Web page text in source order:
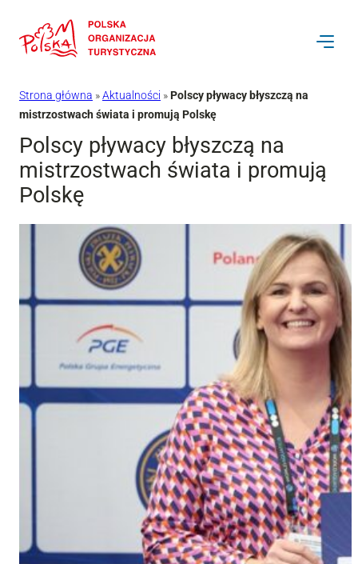
do
Strona główna »Aktualności »Polscy pływacy błyszczą na
mistrzostwach świata i promują Polskę
Polscy pływacy błyszczą na
mistrzostwach świata i promują
Polskę